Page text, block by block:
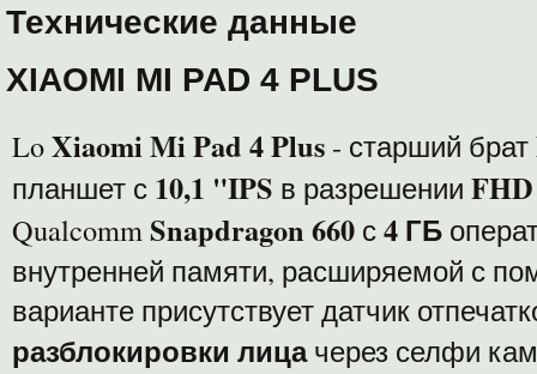
Технические данные
XIAOMI MI PAD 4 PLUS
LoXiaomi Mi Pad 4 Plus - старший брат
планшет с 10,1 "IPS в разрешении FHD
QualcommSnapdragon 660 с4 ГБ
внутренней памяти, расширяемой с
варианте присутствует датчик
разблокировки лицачерез селфи